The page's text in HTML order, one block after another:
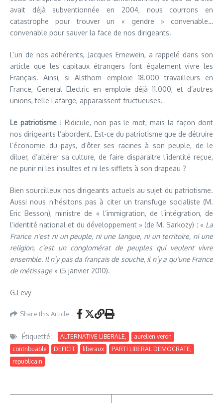
avait déjà subventionnée en 2004, nous courrons en
catastrophe pour trouver un « gendre » convenable…
convenable pour sauver la face de nos dirigeants.
L’un de nos adhérents, Jacques Ernewein, a rappelé dans son
article que les capitaux étrangers font également vivre les
Français. Ainsi, si Alsthom emploie 18.000 travailleurs en
France, General Electric en emploie déjà 11.000, et d’autres
unions, telle Lafarge, apparaissent fructueuses.
Le patriotisme! Ridicule, non pas le mot, mais la façon dont
nos dirigeants l’abordent. Est-ce du patriotisme que de détruire
l’économie du pays, d’ôter ses racines à son peuple, de le
diluer, d’altérer sa culture, de faire disparaitre l’identité reçue,
ne punir ni les insultes et ni les sifflets à son drapeau ?
Bien sourcilleux nos dirigeants actuels au sujet du patriotisme.
Aussi nous n’hésitons pas à citer un transfuge socialiste (M.
Eric Besson), ministre de « l’immigration, de l’intégration, de
l’identité national et du développement » (de M. Sarkozy) : « La
France n’est ni un peuple, ni une langue, ni un territoire, ni une
religion, c’est un conglomérat de peuples qui veulent vivre
ensemble. Il n’y pas da français de souche, il n’y a qu’une France
de métissage » (5 janvier 2010).
G.Levy
Share this Article
Étiquetté : ALTERNATIVE LIBERALE,
aurelien veron
contribuable
DEFICIT liberaux
PARTI LIBERAL DEMOCRATE,
republicain